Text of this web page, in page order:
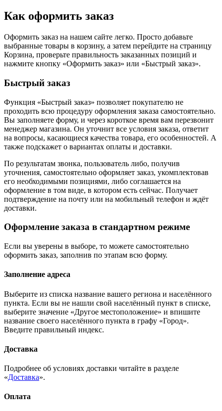
Как оформить заказ
Оформить заказ на нашем сайте легко. Просто добавьте
выбранные товары в корзину, а затем перейдите на страницу
Корзина, проверьте правильность заказанных позиций и
нажмите кнопку «Оформить заказ» или «Быстрый заказ».
Быстрый заказ
Функция «Быстрый заказ» позволяет покупателю не
проходить всю процедуру оформления заказа самостоятельно.
Вы заполняете форму, и через короткое время вам перезвонит
менеджер магазина. Он уточнит все условия заказа, ответит
на вопросы, касающиеся качества товара, его особенностей. А
также подскажет о вариантах оплаты и доставки.
По результатам звонка, пользователь либо, получив
уточнения, самостоятельно оформляет заказ, укомплектовав
его необходимыми позициями, либо соглашается на
оформление в том виде, в котором есть сейчас. Получает
подтверждение на почту или на мобильный телефон и ждёт
доставки.
Оформление заказа в стандартном режиме
Если вы уверены в выборе, то можете самостоятельно
оформить заказ, заполнив по этапам всю форму.
Заполнение адреса
Выберите из списка название вашего региона и населённого
пункта. Если вы не нашли свой населённый пункт в списке,
выберите значение «Другое местоположение» и впишите
название своего населённого пункта в графу «Город».
Введите правильный индекс.
Доставка
Подробнее об условиях доставки читайте в разделе
«Доставка».
Оплата